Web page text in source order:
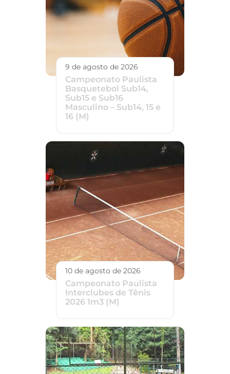
9 de agosto de 2026
Campeonato Paulista
Basquetebol Sub14,
Sub15 e Sub16
Masculino – Sub14, 15 e
16 (M)
10 de agosto de 2026
Campeonato Paulista
Interclubes de Tênis
2026 1m3 (M)